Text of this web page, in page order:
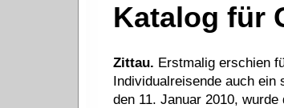
Katalog für
Zittau. Erstmalig erschien
Individualreisende auch ein
den 11. Januar 2010,